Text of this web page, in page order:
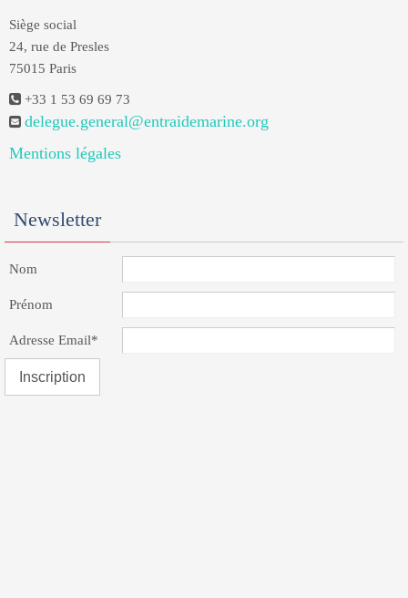
Siège social
24, rue de Presles
75015 Paris
+33 1 53 69 69 73
delegue.general@entraidemarine.org
Mentions légales
Newsletter
Nom
Prénom
Adresse Email*